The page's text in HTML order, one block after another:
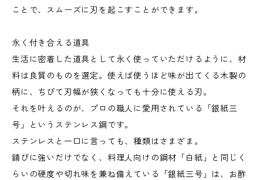
ことで、スムーズに刃を起こすことができます。
永く付き合える道具
生活に密着した道具として永く使っていただけるように、材
料は良質のものを選定。使えば使うほど味が出てくる木製の
柄に、ちびて刃幅が狭くなっても十分に使える刃。
それを叶えるのが、プロの職人に愛用されている「銀紙三
号」というステンレス鋼です。
ステンレスと一口に言っても、種類はさまざま。
錆びに強いだけでなく、料理人向けの鋼材「白紙」と同じく
らいの硬度や切れ味を兼ね備えている「銀紙三号」は、お酢